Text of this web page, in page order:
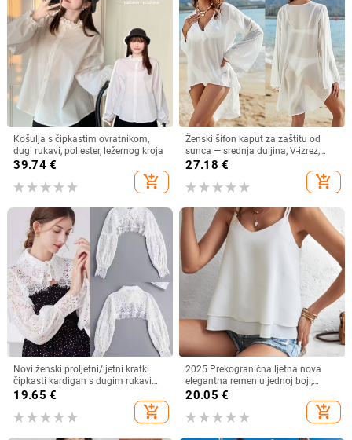
Košulja s čipkastim ovratnikom,
dugi rukavi, poliester, ležernog kroja
39.74€
add_shopping_cart
Ženski šifon kaput za zaštitu od
sunca — srednja duljina, V-izrez,
dugi rukav, široki kroj, 95% poliester
27.18 €
add_shopping_cart
Novi ženski proljetni/ljetni kratki
čipkasti kardigan s dugim rukavima
i lažnim ovratnikom, otporan na
19.65 €
add_shopping_cart
2025 Prekogranična ljetna nova
elegantna remen u jednoj boji,
jednostavna remen s V-izrezom
20.05 €
add_shopping_cart